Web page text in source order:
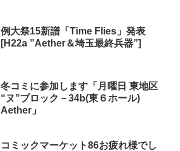
例大祭15新譜「Time Flies」発表
[H22a ”Aether＆埼玉最終兵器”]
冬コミに参加します「月曜日 東地区
“ヌ”ブロック－34b(東６ホール)
Aether」
コミックマーケット86お疲れ様でし